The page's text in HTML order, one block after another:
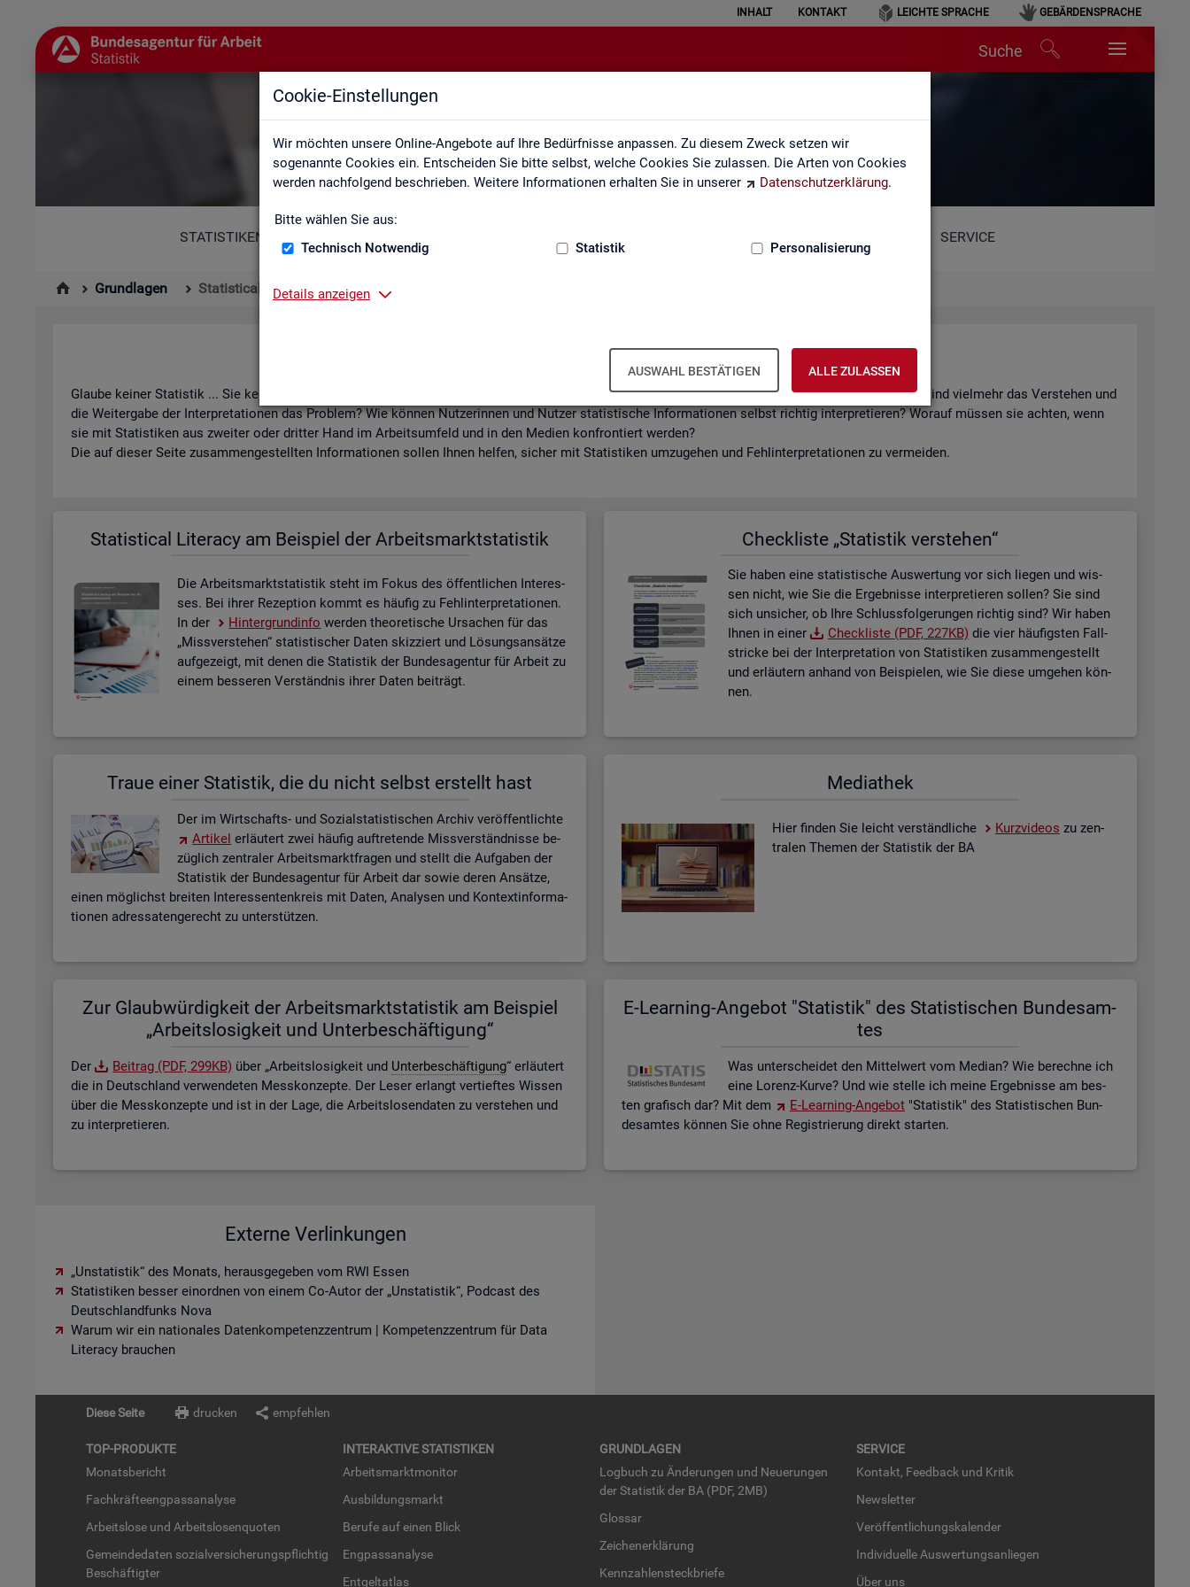
Cookie-Einstellungen
Wir möchten unsere Online-Angebote auf Ihre Bedürfnisse anpassen. Zu diesem Zweck setzen wir
sogenannte Cookies ein. Entscheiden Sie bitte selbst, welche Cookies Sie zulassen. Die Arten von Cookies
werden nachfolgend beschrieben. Weitere Informationen erhalten Sie in unserer
Datenschutzerklärung.
Bitte wählen Sie aus:
Technisch Notwendig
Statistik Personalisierung
Details anzeigen
AUSWAHL BESTÄTIGEN ALLE ZULASSEN
INHALT KONTAKT LEICHTE SPRACHE GEBÄRDENSPRACHE
Suche
Statistical Literacy - Statistik verstehen
STATISTIKEN SERVICE
Grundlagen Statistical Literacy - Statistik verstehen
Sta­ti­s­ti­cal Li­te­r­acy - Sta­tis­tik ver­ste­hen und rich­tig in­ter­pre­tie­ren
Glau­be kei­ner Sta­tis­tik ... Sie ken­nen die­sen Spruch in ver­schie­dens­ten Va­ria­tio­nen. Aber wird mit Sta­tis­tik wirk­lich oft be­wusst ge­täuscht? Oder sind viel­mehr das Ver­ste­hen und
die Wei­ter­ga­be der In­ter­pre­ta­tio­nen das Pro­blem? Wie kön­nen Nut­ze­rin­nen und Nut­zer sta­tis­ti­sche In­for­ma­tio­nen selbst rich­tig in­ter­pre­tie­ren? Wor­auf müs­sen sie ach­ten, wenn
sie mit Sta­tis­ti­ken aus zwei­ter oder drit­ter Hand im Ar­beits­um­feld und in den Me­di­en kon­fron­tiert wer­den?
Die auf die­ser Seite zu­sam­men­ge­stell­ten In­for­ma­tio­nen sol­len Ihnen hel­fen, si­cher mit Sta­tis­ti­ken um­zu­ge­hen und Fehl­in­ter­pre­ta­tio­nen zu ver­mei­den.
Sta­ti­s­ti­cal Li­te­r­acy am Bei­spiel der Ar­beits­markt­sta­tis­tik
Die Ar­beits­markt­sta­tis­tik steht im Fokus des öf­fent­li­chen In­ter­es­
ses. Bei ihrer Re­zep­ti­on kommt es häu­fig zu Fehl­in­ter­pre­ta­tio­nen.
In der
Hin­ter­grund­in­fo wer­den theo­re­ti­sche Ur­sa­chen für das
„Miss­ver­ste­hen“ sta­tis­ti­scher Daten skiz­ziert und Lö­sungs­an­sät­ze
auf­ge­zeigt, mit denen die Sta­tis­tik der Bun­des­agen­tur für Ar­beit zu
einem bes­se­ren Ver­ständ­nis ihrer Daten bei­trägt.
Check­lis­te „Sta­tis­tik ver­ste­hen“
Sie haben eine sta­tis­ti­sche Aus­wer­tung vor sich lie­gen und wis­
sen nicht, wie Sie die Er­geb­nis­se in­ter­pre­tie­ren sol­len? Sie sind
sich un­si­cher, ob Ihre Schluss­fol­ge­run­gen rich­tig sind? Wir haben
Ihnen in einer
Check­lis­te (PDF, 227KB) die vier häu­figs­ten Fall­
stri­cke bei der In­ter­pre­ta­ti­on von Sta­tis­ti­ken zu­sam­men­ge­stellt
und er­läu­tern an­hand von Bei­spie­len, wie Sie diese um­ge­hen kön­
nen.
Traue einer Sta­tis­tik, die du nicht selbst er­stellt hast
Der im Wirt­schafts- und So­zi­al­sta­tis­ti­schen Ar­chiv ver­öf­fent­lich­te
Ar­ti­kel er­läu­tert zwei häu­fig auf­tre­ten­de Miss­ver­ständ­nis­se be­
züg­lich zen­tra­ler Ar­beits­markt­fra­gen und stellt die Auf­ga­ben der
Sta­tis­tik der Bun­des­agen­tur für Ar­beit dar sowie deren An­sät­ze,
einen mög­lichst brei­ten In­ter­es­sen­ten­kreis mit Daten, Ana­ly­sen und Kon­text­in­for­ma­
tio­nen adres­sa­ten­ge­recht zu un­ter­stüt­zen.
Me­dia­thek
Hier fin­den Sie leicht ver­ständ­li­che Kurz­vi­de­os zu zen­
tra­len The­men der Sta­tis­tik der BA
Zur Glaub­wür­dig­keit der Ar­beits­markt­sta­tis­tik am Bei­spiel
„Ar­beits­lo­sig­keit und Un­ter­be­schäf­ti­gung“
Der Bei­trag (PDF, 299KB) über „Ar­beits­lo­sig­keit und Un­ter­be­schäf­ti­gung“ er­läu­tert
die in Deutsch­land ver­wen­de­ten Mess­kon­zep­te. Der Leser er­langt ver­tief­tes Wis­sen
über die Mess­kon­zep­te und ist in der Lage, die Ar­beits­lo­sen­da­ten zu ver­ste­hen und
zu in­ter­pre­tie­ren.
E-Lear­ning-An­ge­bot "Sta­tis­tik" des Sta­tis­ti­schen Bun­des­am­
tes
Was un­ter­schei­det den Mit­tel­wert vom Me­di­an? Wie be­rech­ne ich
eine Lo­renz-Kurve? Und wie stel­le ich meine Er­geb­nis­se am bes­
ten gra­fisch dar? Mit dem
E-Lear­ning-An­ge­bot"Sta­tis­tik" des Sta­tis­ti­schen Bun­
des­am­tes kön­nen Sie ohne Re­gis­trie­rung di­rekt star­ten.
Externe Verlinkungen
„Unstatistik“ des Monats, herausgegeben vom RWI Essen
Statistiken besser einordnen von einem Co-Autor der „Unstatistik“, Podcast des
Deutschlandfunks Nova
Warum wir ein nationales Datenkompetenzzentrum | Kompetenzzentrum für Data
Literacy brauchen
Diese Seite drucken empfehlen
TOP-PRO­DUK­TE
Mo­nats­be­richt
Fach­kräf­te­eng­pass­ana­ly­se
Ar­beits­lo­se und Ar­beits­lo­sen­quo­ten
Ge­mein­de­da­ten so­zi­al­ver­si­che­rungs­pflich­tig
Be­schäf­tig­ter
IN­TER­AK­TI­VE STA­TIS­TI­KEN
Ar­beits­markt­mo­ni­tor
Aus­bil­dungs­markt
Be­ru­fe auf einen Blick
Eng­pass­ana­ly­se
Ent­gel­t­at­las
GRUND­LA­GEN
Log­buch zu Än­de­run­gen und Neue­run­gen
der Sta­tis­tik der BA (PDF, 2MB)
Glos­sar
Zei­chen­er­klä­rung
Kenn­zah­len­steck­brie­fe
SER­VICE
Kon­takt, Feed­back und Kri­tik
News­let­ter
Ver­öf­fent­li­chungs­ka­len­der
In­di­vi­du­el­le Aus­wer­tungs­an­lie­gen
Über uns